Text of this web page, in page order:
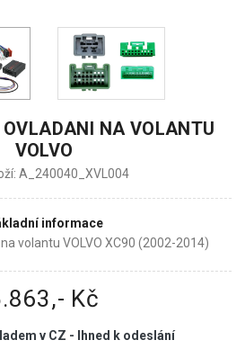
NA VOLANTU
VOLVO
A_240040_XVL004
informace
volantu VOLVO XC90 (2002-2014)
Kč
v CZ - Ihned k odeslání